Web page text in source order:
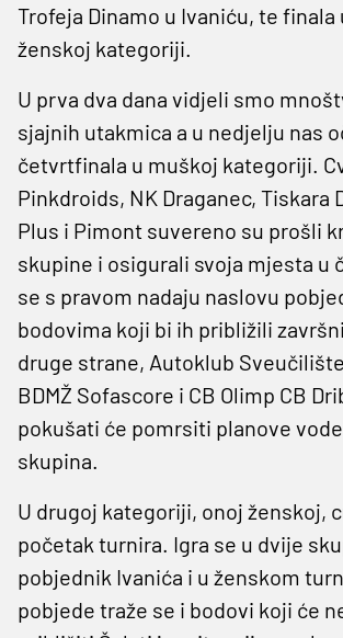
Trofeja Dinamo u Ivaniću, te finala
ženskoj kategoriji.
U prva dva dana vidjeli smo
sjajnih utakmica a u nedjelju nas
četvrtfinala u muškoj kategoriji.
Pinkdroids, NK Draganec, Tiskara
Plus i Pimont suvereno su prošli
skupine i osigurali svoja mjesta u
se s pravom nadaju naslovu
bodovima koji bi ih približili
druge strane, Autoklub
BDMŽ Sofascore i CB Olimp CB
pokušati će pomrsiti planove
skupina.
U drugoj kategoriji, onoj ženskoj,
početak turnira. Igra se u dvije
pobjednik Ivanića i u ženskom
pobjede traže se i bodovi koji će